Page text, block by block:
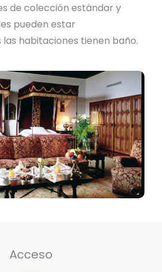
de colección estándar y
pueden estar
las habitaciones tienen baño.
Acceso